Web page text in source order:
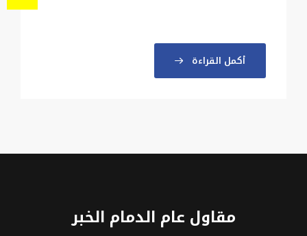
أكمل القراءة
مقاول عام الدمام الخبر